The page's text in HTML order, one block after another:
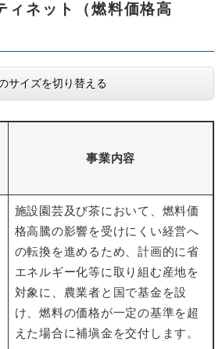
ィネット（燃料価格高
サイズを切り替える
事業内容
施設園芸及び茶において、燃料価
格高騰の影響を受けにくい経営へ
の転換を進めるため、計画的に省
エネルギー化等に取り組む産地を
対象に、農業者と国で基金を設
け、燃料の価格が一定の基準を超
えた場合に補塡金を交付します。